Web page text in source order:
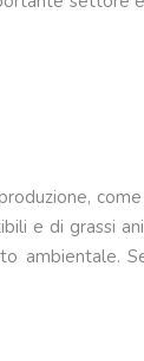
e di grassi